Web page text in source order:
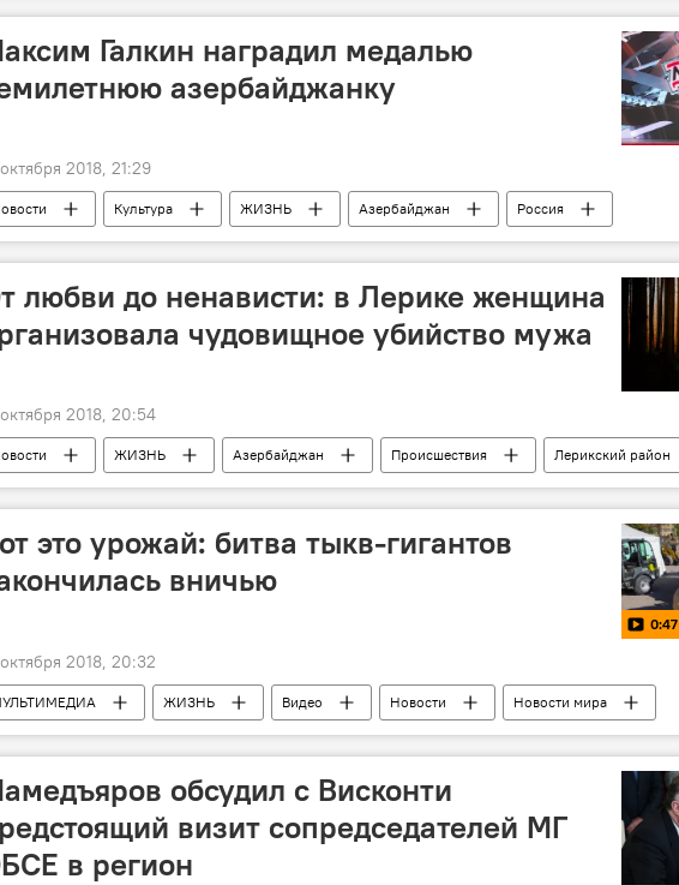
Галкин наградил медалью
азербайджанку
2018, 21:29
Культура ЖИЗНЬ Азербайджан
Россия
Галкин
Элина Мамедова танцовщица
любви до ненависти: в Лерике женщина
чудовищное убийство мужа
2018, 20:54
ЖИЗНЬ Азербайджан Происшествия
Лерикский район
любовь
это урожай: битва тыкв-гигантов
вничью
0:47
2018, 20:32
ЖИЗНЬ Видео Новости Новости мира
обсудил с Висконти
визит сопредседателей МГ
в регион